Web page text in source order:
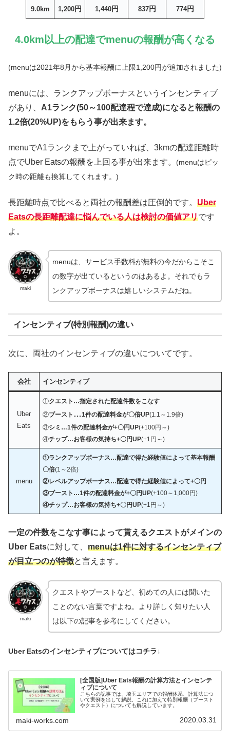
9.0km 1,200円 1,440円 837円 774円
4.0km以上の配達でmenuの報酬が高くなる
(menuは2021年8月から基本報酬に上限1,200円が追加されました)
menuには、ランクアップボーナスというインセンティブ
があり、 A1ランク(50～100配達程で達成)になると報酬の
1.2倍(20%UP)をもらう事が出来ます。
menuでA1ランクまで上がっていれば、3kmの配達距離時
点でUber Eatsの報酬を上回る事が出来ます。 (menuはピッ
ク時の距離も換算してくれます。)
長距離時点で比べると両社の報酬差は圧倒的です。 Uber
Eatsの長距離配達に悩んでいる人は検討の価値アリです
よ。
maki
menuは、サービス手数料が無料の今だからこそこ
の数字が出ているというのはあるよ。それでもラ
ンクアップボーナスは嬉しいシステムだね。
インセンティブ(特別報酬)の違い
次に、両社のインセンティブの違いについてです。
会社 インセンティブ
Uber
Eats
①クエスト…指定された配達件数をこなす
②ブースト …1件の配達料金が〇倍UP(1.1～1.9倍)
③シミ…1件の配達料金が+〇円UP(+100円～)
④チップ…お客様の気持ち+〇円UP(+1円～)
menu
①ランクアップボーナス…配達で得た経験値によって基本報酬
〇倍(1～2倍)
②レベルアップボーナス…配達で得た経験値によって+〇円
③ブースト…1件の配達料金が+〇円UP(+100～1,000円)
④チップ…お客様の気持ち+〇円UP(+1円～)
一定の件数をこなす事によって貰えるクエストがメインの
Uber Eatsに対して、 menuは1件に対するインセンティブ
が目立つのが特徴と言えます。
maki
クエストやブーストなど、初めての人には聞いた
ことのない言葉ですよね。より詳しく知りたい人
は以下の記事を参考にしてください。
Uber Eatsのインセンティブについてはコチラ↓
[全国版]Uber Eats報酬の計算方法とインセンテ
ィブについて
こちらの記事では、埼玉エリアでの報酬体系、計算法につ
いて実例を出して解説、これに加えて特別報酬（ブースト
やクエスト）についても解説しています。
maki-works.com 2020.03.31